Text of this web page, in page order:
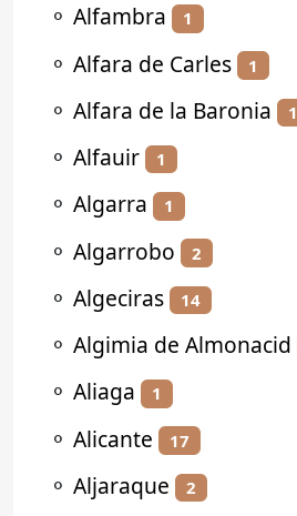
⚬ Alfambra 1
⚬ Alfara de Carles 1
⚬ Alfara de la Baronia 1
⚬ Alfauir 1
⚬ Algarra 1
⚬ Algarrobo 2
⚬ Algeciras 14
⚬ Algimia de Almonacid
⚬ Aliaga 1
⚬ Alicante 17
⚬ Aljaraque 2